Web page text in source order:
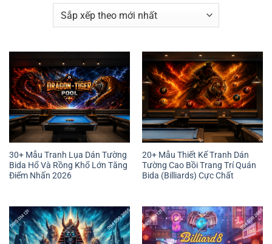
30+ Mẫu Tranh Lụa Dán Tường
Bida Hổ Và Rồng Khổ Lớn Tăng
Điểm Nhấn 2026
20+ Mẫu Thiết Kế Tranh Dán
Tường Cao Bồi Trang Trí Quán
Bida (Billiards) Cực Chất